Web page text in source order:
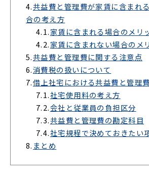
4.共益費と管理費が家賃に含まれ
合の考え方
4.1.家賃に含まれる場合のメリ
4.2.家賃に含まれない場合のメ
5.共益費と管理費に関する注意点
6.消費税の扱いについて
7.借上社宅における共益費と管理
7.1.社宅使用料の考え方
7.2.会社と従業員の負担区分
7.3.共益費と管理費の勘定科目
7.4.社宅規程で決めておきたい
8. まとめ